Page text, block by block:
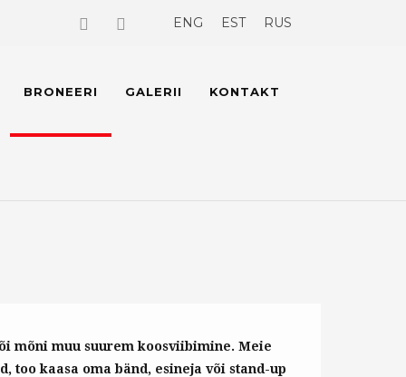
ENG EST RUS
BRONEERI GALERII KONTAKT
mõni muu suurem koosviibimine. Meie
too kaasa oma bänd, esineja või stand-up